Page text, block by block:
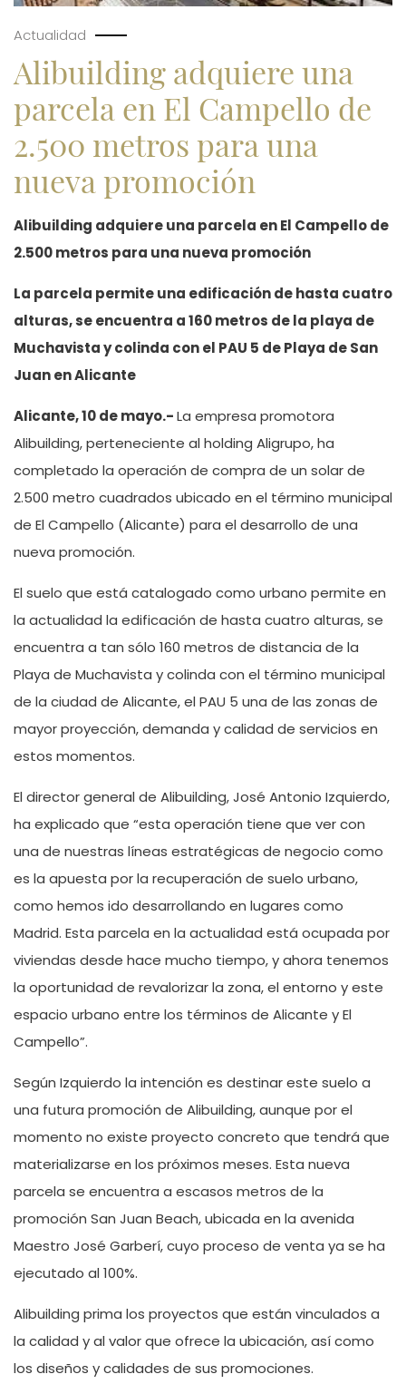
Actualidad
Alibuilding adquiere una
parcela en El Campello de
2.500 metros para una
nueva promoción
Alibuilding adquiere una parcela en El Campello de
2.500 metros para una nueva promoción
La parcela permite una edificación de hasta cuatro
alturas, se encuentra a 160 metros de la playa de
Muchavista y colinda con el PAU 5 de Playa de San
Juan en Alicante
Alicante, 10 de mayo.-La empresa promotora
Alibuilding, perteneciente al holding Aligrupo, ha
completado la operación de compra de un solar de
2.500 metro cuadrados ubicado en el término municipal
de El Campello (Alicante) para el desarrollo de una
nueva promoción.
El suelo que está catalogado como urbano permite en
la actualidad la edificación de hasta cuatro alturas, se
encuentra a tan sólo 160 metros de distancia de la
Playa de Muchavista y colinda con el término municipal
de la ciudad de Alicante, el PAU 5 una de las zonas de
mayor proyección, demanda y calidad de servicios en
estos momentos.
El director general de Alibuilding, José Antonio Izquierdo,
ha explicado que “esta operación tiene que ver con
una de nuestras líneas estratégicas de negocio como
es la apuesta por la recuperación de suelo urbano,
como hemos ido desarrollando en lugares como
Madrid. Esta parcela en la actualidad está ocupada por
viviendas desde hace mucho tiempo, y ahora tenemos
la oportunidad de revalorizar la zona, el entorno y este
espacio urbano entre los términos de Alicante y El
Campello”.
Según Izquierdo la intención es destinar este suelo a
una futura promoción de Alibuilding, aunque por el
momento no existe proyecto concreto que tendrá que
materializarse en los próximos meses. Esta nueva
parcela se encuentra a escasos metros de la
promoción San Juan Beach, ubicada en la avenida
Maestro José Garberí, cuyo proceso de venta ya se ha
ejecutado al 100%.
Alibuilding prima los proyectos que están vinculados a
la calidad y al valor que ofrece la ubicación, así como
los diseños y calidades de sus promociones.